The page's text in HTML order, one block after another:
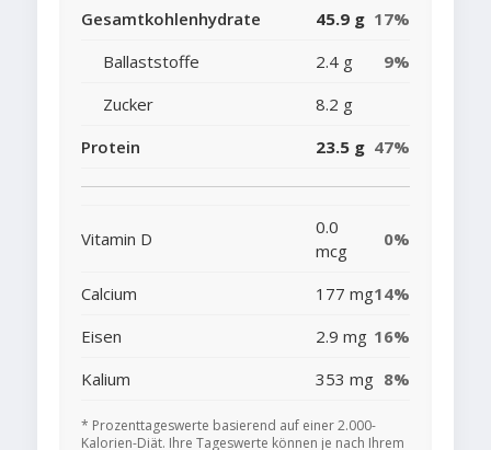
Gesamtkohlenhydrate
45.9 g 17%
Ballaststoffe
2.4 g
9%
Zucker
8.2 g
Protein
23.5 g 47%
Vitamin D
0.0
mcg
0%
Calcium 177 mg14%
Eisen
2.9 mg 16%
Kalium
353 mg 8%
* Prozenttageswerte basierend auf einer 2.000-
Kalorien-Diät. Ihre Tageswerte können je nach Ihrem